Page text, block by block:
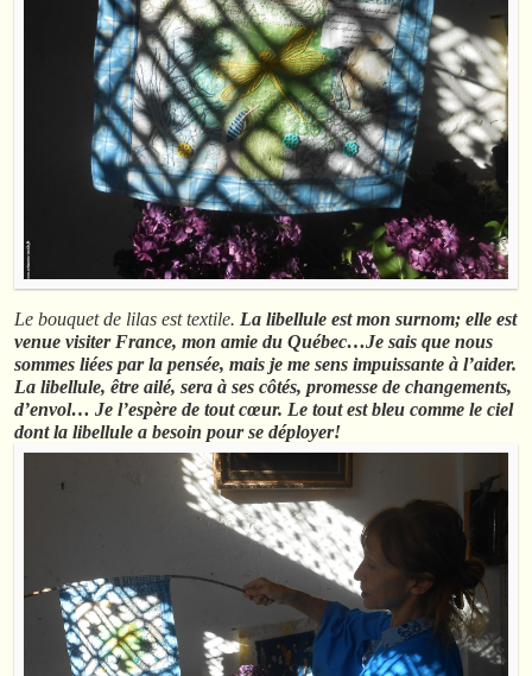
Le bouquet de lilas est textile. La libellule est mon surnom; elle est
venue visiter France, mon amie du Québec…Je sais que nous
sommes liées par la pensée, mais je me sens impuissante à l’aider.
La libellule, être ailé, sera à ses côtés, promesse de changements,
d’envol… Je l’espère de tout cœur. Le tout est bleu comme le ciel
dont la libellule a besoin pour se déployer!